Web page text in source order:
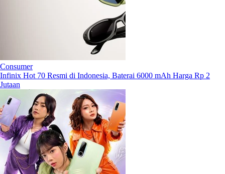
Consumer
Infinix Hot 70 Resmi di Indonesia, Baterai 6000 mAh Harga Rp 2
Jutaan